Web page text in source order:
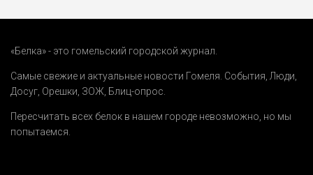
«Белка» - это гомельский городской журнал.
Самые свежие и актуальные новости Гомеля. События,Люди,
Досуг, Орешки, ЗОЖ, Блиц-опрос.
Пересчитать всех белок в нашем городе невозможно, но мы
попытаемся.